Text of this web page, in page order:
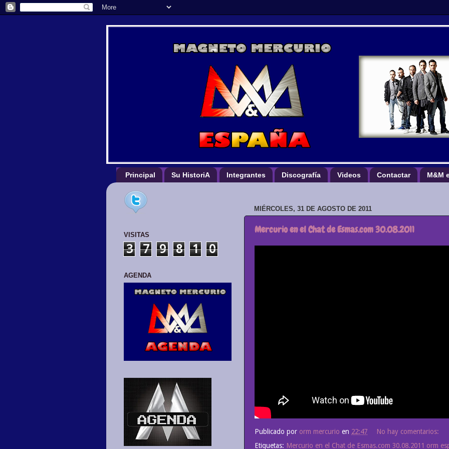
Principal Su HistoriA Integrantes Discografía Videos Contactar M&M
MIÉRCOLES, 31 DE AGOSTO DE 2011
Mercurio en el Chat de Esmas.com 30.08.2011
Publicado por orm mercurio en 22:47
No hay comentarios:
Etiquetas: Mercurio en el Chat de Esmas.com 30.08.2011 orm
VISITAS
3 7 9 8 1 0
AGENDA